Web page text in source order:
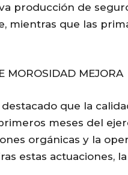
producción de
mientras que las
MOROSIDAD MEJORA
destacado que la
meses del
orgánicas y la
estas actuaciones,